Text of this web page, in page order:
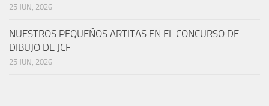
25 JUN, 2026
NUESTROS PEQUEÑOS ARTITAS EN EL CONCURSO DE
DIBUJO DE JCF
25 JUN, 2026